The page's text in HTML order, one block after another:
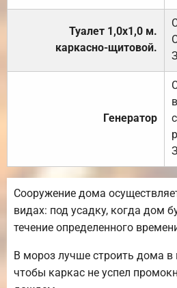
Туалет 1,0х1,0 м.
каркасно-щитовой.
Генератор
Сооружение дома
видах: под усадку, когда дом
течение определенного
В мороз лучше строить дома в
чтобы каркас не успел